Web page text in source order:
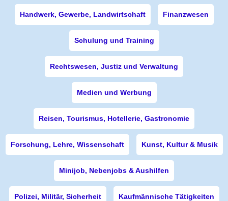
Handwerk, Gewerbe, Landwirtschaft Finanzwesen
Schulung und Training
Rechtswesen, Justiz und Verwaltung
Medien und Werbung
Reisen, Tourismus, Hotellerie, Gastronomie
Forschung, Lehre, Wissenschaft Kunst, Kultur & Musik
Minijob, Nebenjobs & Aushilfen
Polizei, Militär, Sicherheit Kaufmännische Tätigkeiten